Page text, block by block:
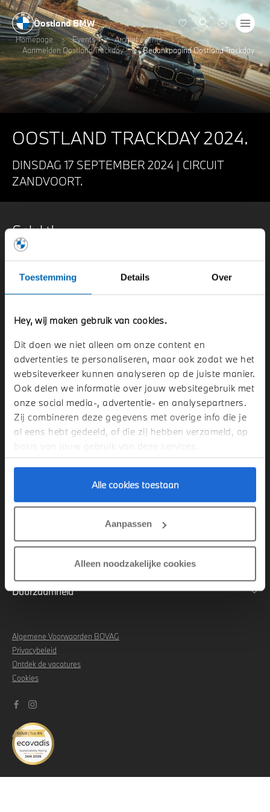
Toestemming Details Over
Hey, wij maken gebruik van cookies.
Dit doen we niet alleen om onze content en
advertenties te personaliseren, maar ook zodat we het
websiteverkeer kunnen analyseren op de juiste manier.
Ook delen we informatie over jouw websitegebruik met
onze social media-, advertentie- en analysepartners.
Zij combineren deze gegevens met overige info die je
al eens hebt gedeeld, of die zij hebben verzameld, op
basis van jouw gebruik van deze services.
Alle cookies toestaan
Aanpassen
Alleen noodzakelijke cookies
Oostland BMW
Homepage Events
Archief events
Aanmelden Oostland Trackday
Bedankpagina Oostland Trackday
OOSTLAND TRACKDAY 2024.
DINSDAG 17 SEPTEMBER 2024 | CIRCUIT
ZANDVOORT.
Gelukt!
Hartelijk dank voor uw aanmelding voor de Oostland
Met vriendelijke groet,
Team Oostland BMW
OOSTLAND BMW
Aftersales
Duurzaamheid
Algemene Voorwaarden BOVAG
Privacybeleid
Ontdek de vacatures
Cookies